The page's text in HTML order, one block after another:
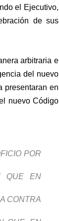
el Ejecutivo,
de sus
arbitraria e
del nuevo
presentaran en
nuevo Código
POR
QUE EN
CONTRA